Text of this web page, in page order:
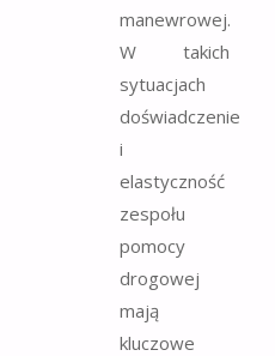
manewrowej.
W takich
sytuacjach
doświadczenie
i
elastyczność
zespołu
pomocy
drogowej
mają
kluczowe